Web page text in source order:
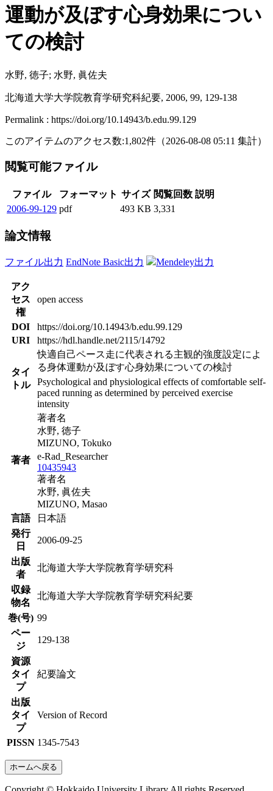
運動が及ぼす心身効果につい
ての検討
水野, 徳子; 水野, 眞佐夫
北海道大学大学院教育学研究科紀要, 2006, 99, 129-138
Permalink : https://doi.org/10.14943/b.edu.99.129
このアイテムのアクセス数:1,802件 （2026-08-08 05:11 集計）
閲覧可能ファイル
ファイル フォーマット サイズ 閲覧回数 説明
2006-99-129 pdf 493 KB 3,331
論文情報
ファイル出力 EndNote Basic出力 Mendeley出力
アク
セス
権
open access
DOI
https://doi.org/10.14943/b.edu.99.129
URI
https://hdl.handle.net/2115/14792
タイ
トル
快適自己ペース走に代表される主観的強度設定によ
る身体運動が及ぼす心身効果についての検討
Psychological and physiological effects of comfortable self-
paced running as determined by perceived exercise
intensity
著者
著者名
水野, 徳子
MIZUNO, Tokuko
e-Rad_Researcher
10435943
著者名
水野, 眞佐夫
MIZUNO, Masao
言語
日本語
発行
日
2006-09-25
出版
者
北海道大学大学院教育学研究科
収録
物名
北海道大学大学院教育学研究科紀要
巻(号) 99
ペー
ジ
129-138
資源
タイ
プ
紀要論文
出版
タイ
プ
Version of Record
PISSN 1345-7543
ホームへ戻る